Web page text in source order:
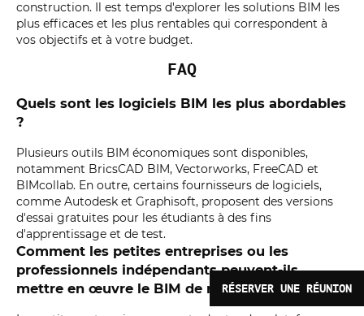
construction. Il est temps d'explorer les solutions BIM les
plus efficaces et les plus rentables qui correspondent à
vos objectifs et à votre budget.
FAQ
Quels sont les logiciels BIM les plus abordables
?
Plusieurs outils BIM économiques sont disponibles,
notamment BricsCAD BIM, Vectorworks, FreeCAD et
BIMcollab. En outre, certains fournisseurs de logiciels,
comme Autodesk et Graphisoft, proposent des versions
d'essai gratuites pour les étudiants à des fins
d'apprentissage et de test.
Comment les petites entreprises ou les
professionnels indépendants peuvent-ils
mettre en œuvre le BIM de manière rentable ?
RÉSERVER UNE RÉUNION